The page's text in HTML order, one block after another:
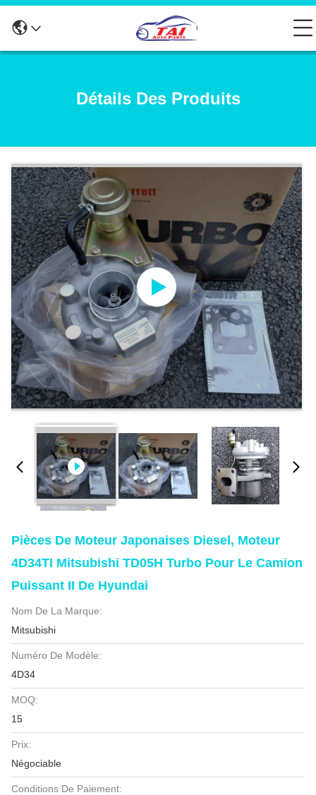
Détails Des Produits
Pièces De Moteur Japonaises Diesel, Moteur
4D34TI Mitsubishi TD05H Turbo Pour Le Camion
Puissant II De Hyundai
Nom De La Marque:
Mitsubishi
Numéro De Modèle:
4D34
MOQ:
15
Prix:
Négociable
Conditions De Paiement: